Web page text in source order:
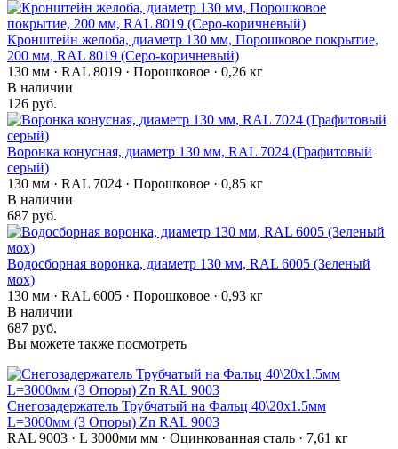
Кронштейн желоба, диаметр 130 мм, Порошковое покрытие,
200 мм, RAL 8019 (Серо-коричневый)
130 мм · RAL 8019 · Порошковое · 0,26 кг
В наличии
126 руб.
Воронка конусная, диаметр 130 мм, RAL 7024 (Графитовый
серый)
130 мм · RAL 7024 · Порошковое · 0,85 кг
В наличии
687 руб.
Водосборная воронка, диаметр 130 мм, RAL 6005 (Зеленый
мох)
130 мм · RAL 6005 · Порошковое · 0,93 кг
В наличии
687 руб.
Вы можете также посмотреть
Снегозадержатель Трубчатый на Фальц 40\20х1.5мм
L=3000мм (3 Опоры) Zn RAL 9003
RAL 9003 · L 3000мм мм · Оцинкованная сталь · 7,61 кг